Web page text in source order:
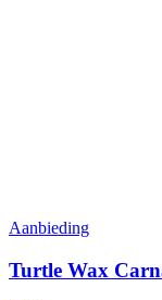
Aanbieding
Turtle Wax